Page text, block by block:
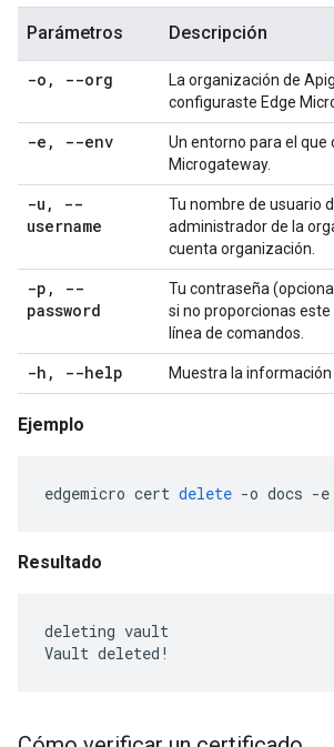
Parámetros Descripción
-o , --org
La organización de
configuraste Edge
-e , --env
Un entorno para el que
Microgateway.
-u ,
--
username
Tu nombre de usuario
administrador de la
cuenta organización.
-p ,
--
password
Tu contraseña
si no proporcionas
línea de comandos.
-h , --help Muestra la información
Ejemplo
edgemicro cert delete -o docs -e
Resultado
deleting vault
Vault deleted!